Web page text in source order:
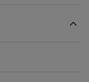
połysku